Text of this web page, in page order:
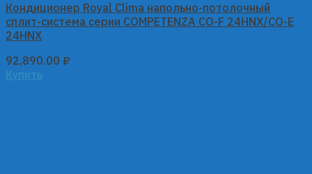
Кондиционер Royal Clima напольно-потолочный
сплит-система серии COMPETENZA CO-F 24HNX/CO-E
24HNX
92,890.00 ₽
Купить